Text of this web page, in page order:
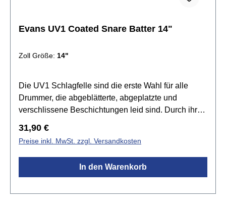
Evans UV1 Coated Snare Batter 14"
Zoll Größe: 14"
Die UV1 Schlagfelle sind die erste Wahl für alle
Drummer, die abgeblätterte, abgeplatzte und
verschlissene Beschichtungen leid sind. Durch ihre
gut für das Besenspiel geeignet. In Kombination mit
der Level 360 Technology™ bietet die UV1 Serie die
vielseitigsten und strapazierfähigsten 10 mil
Schlagfelle auf dem Markt.Spezifikationen:Größe:
einsetzbar sehr strapazierfähig Level 360
Regulärer Preis:
31,90 €
Preise inkl. MwSt. zzgl. Versandkosten
In den Warenkorb